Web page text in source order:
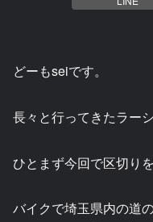
どーもseiです。
長々と行ってきたラー
ひとまず今回で区切り
バイクで埼玉県内の道